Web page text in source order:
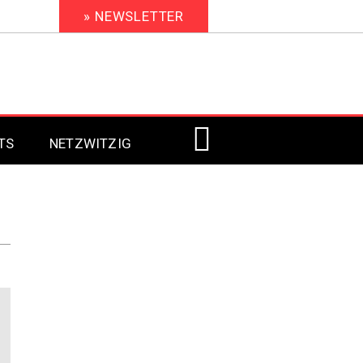
» NEWSLETTER
Signage 2021
Signage 2020
NETZWITZIG